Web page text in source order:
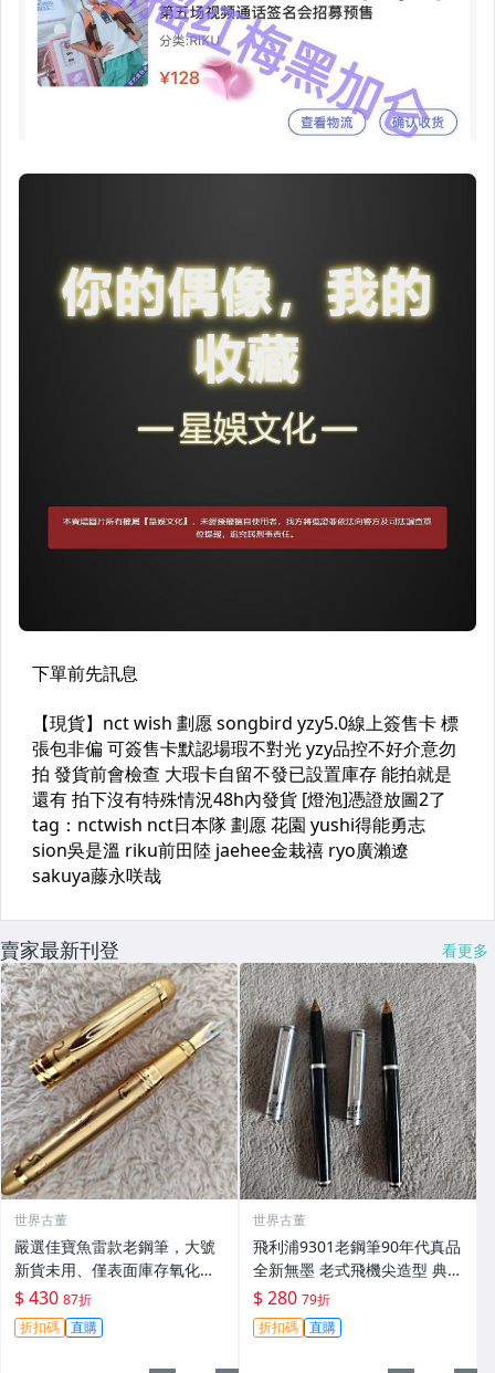
賣家最新刊登 看更多
世界古董
嚴選佳寶魚雷款老鋼筆，大號
新貨未用、僅表面庫存氧化痕
跡，筆尖順滑。細節請參照圖
片。 老鋼筆 佳寶 魚雷 時尚 筆
尖
$ 430 87折
折扣碼 直購
世界古董
飛利浦9301老鋼筆90年代真品
全新無墨 老式飛機尖造型 典藏
收藏 飛利浦9301 和英雄240相
似 只此十餘支 限量上架
$ 280 79折
折扣碼 直購